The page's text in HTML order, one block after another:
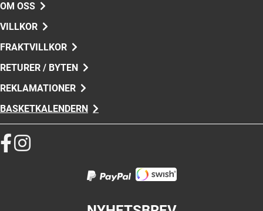
OM OSS
VILLKOR
FRAKTVILLKOR
RETURER / BYTEN
REKLAMATIONER
BASKETKALENDERN